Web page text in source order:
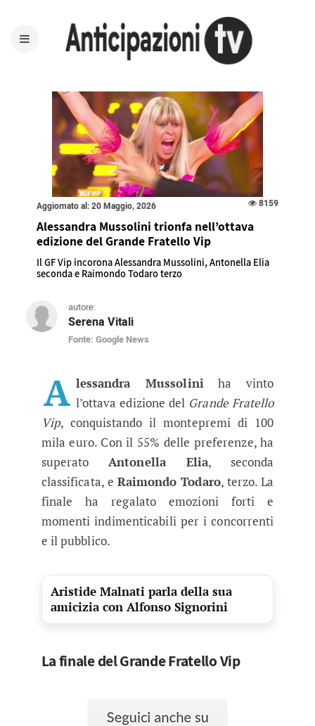
Aggiornato al: 20 Maggio, 2026 8159
Alessandra Mussolini trionfa nell’ottava
edizione del Grande Fratello Vip
Il GF Vip incorona Alessandra Mussolini, Antonella Elia
seconda e Raimondo Todaro terzo
autore:
Serena Vitali
Fonte: Google News
Alessandra Mussolini trionfa
A lessandra Mussoliniha vinto
l’ottava edizione del Grande Fratello
Vip, conquistando il montepremi di 100
mila euro. Con il 55% delle preferenze, ha
superato Antonella Elia, seconda
classificata, e Raimondo Todaro, terzo. La
finale ha regalato emozioni forti e
momenti indimenticabili per i concorrenti
e il pubblico.
Aristide Malnati parla della sua
amicizia con Alfonso Signorini
La finale del Grande Fratello Vip